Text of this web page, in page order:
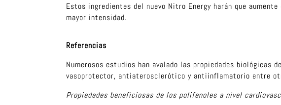
Estos ingredientes del nuevo Nitro Energy harán que
mayor intensidad.
Referencias
Numerosos estudios han avalado las propiedades
vasoprotector, antiaterosclerótico y antiinflamatorio entre
Propiedades beneficiosas de los polifenoles a nivel